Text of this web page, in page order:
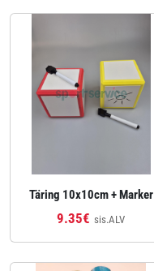
Täring 10x10cm + Marker
9.35€ sis.ALV